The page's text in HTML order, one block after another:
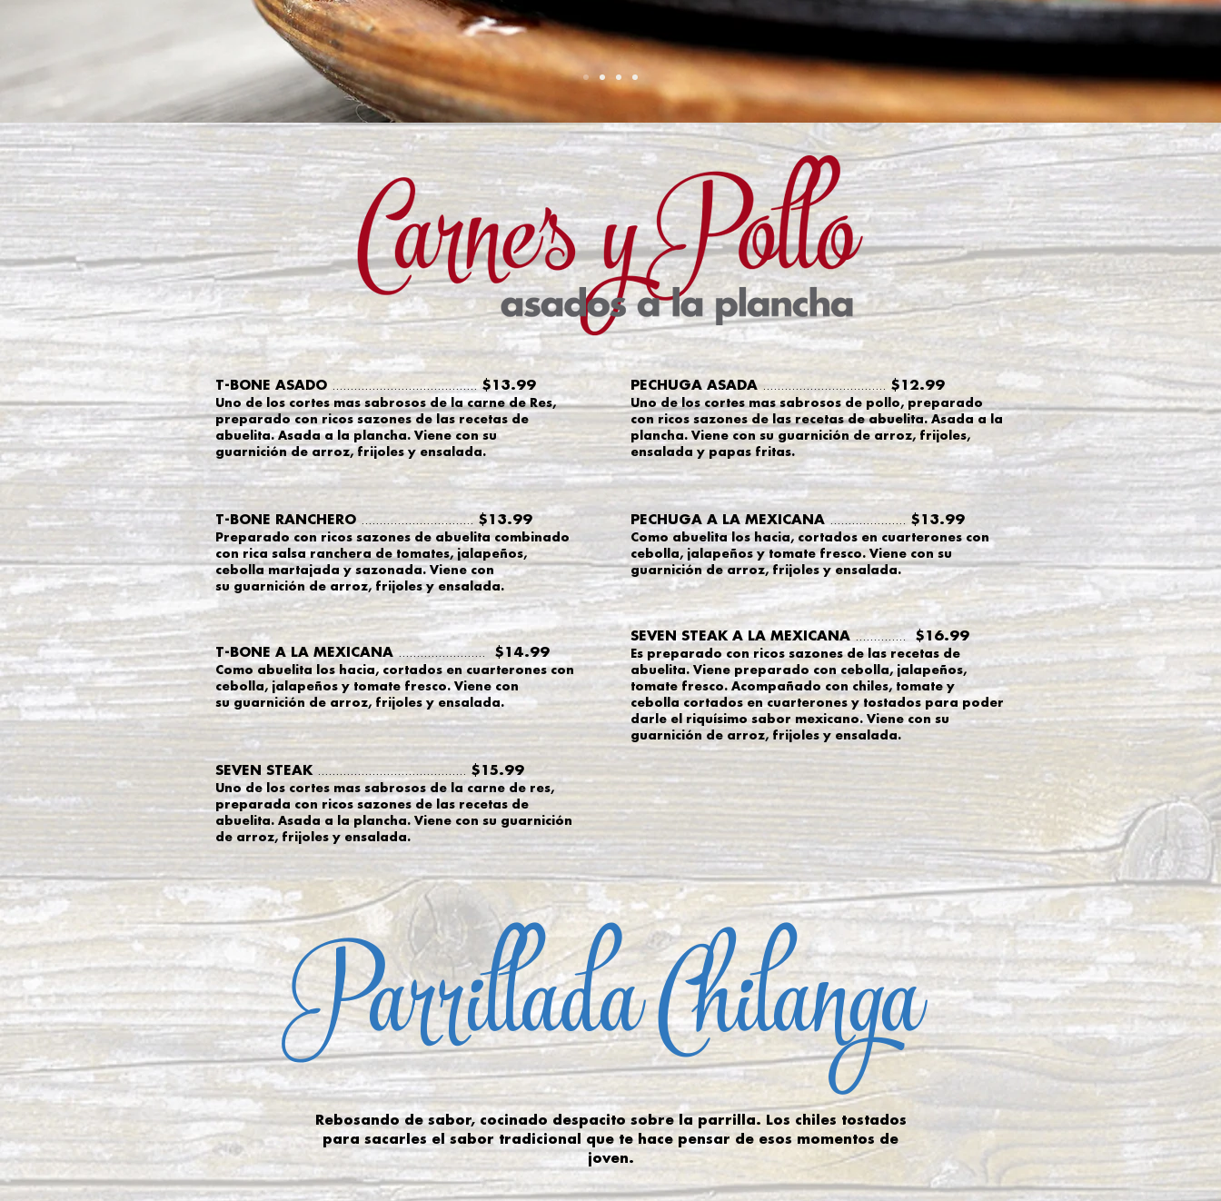
T-BONE ASADO ........................................$13.99
Uno de los cortes mas sabrosos de la carne de Res,
preparado con ricos sazones de las recetas de
abuelita. Asada a la plancha. Viene con su
guarniciónde arroz, frijoles y ensalada.
T-BONE RANCHERO ............................... $13.99
Preparado con ricos sazones de abuelita combinado
con rica salsa ranchera de tomates, jalapeños,
cebolla martajada y sazonada. Viene con
su guarnición de arroz, frijoles y ensalada.
T-BONE A LA MEXICANA ........................ $14.99
Como abuelita los hacia, cortados en cuarterones con
cebolla, jalapeños y tomate fresco. Viene con
suguarnición de arroz, frijoles y ensalada.
SEVEN STEAK ......................................... $15.99
Uno de los cortes mas sabrosos de la carne de res,
preparada con ricos sazones de las recetas de
abuelita. Asada a la plancha. Viene con su guarnición
de arroz, frijoles y ensalada.
PECHUGA ASADA .................................. $12.99
Uno de los cortes mas sabrosos de pollo, preparado
con ricos sazones de las recetas de abuelita. Asada a la
plancha. Viene con su guarnición de arroz, frijoles,
ensalada y papas fritas.
PECHUGA A LA MEXICANA ..................... $13.99
Como abuelita los hacia, cortados en cuarterones con
cebolla, jalapeños y tomate fresco. Viene con su
guarniciónde arroz, frijoles y ensalada.
SEVEN STEAK A LA MEXICANA .............. $16.99
Es preparado con ricos sazones de las recetas de
abuelita. Viene preparado con cebolla, jalapeños,
tomate fresco. Acompañado con chiles, tomate y
cebolla cortados en cuarterones y tostados para poder
darle el riquísimo sabor mexicano. Viene con su
guarnición de arroz, frijoles y ensalada.
Parrillada Chilanga
Rebosando de sabor, cocinado despacito sobre la parrilla. Los chiles tostados
para sacarles el sabor tradicional que te hace pensar de esos momentos de
joven.